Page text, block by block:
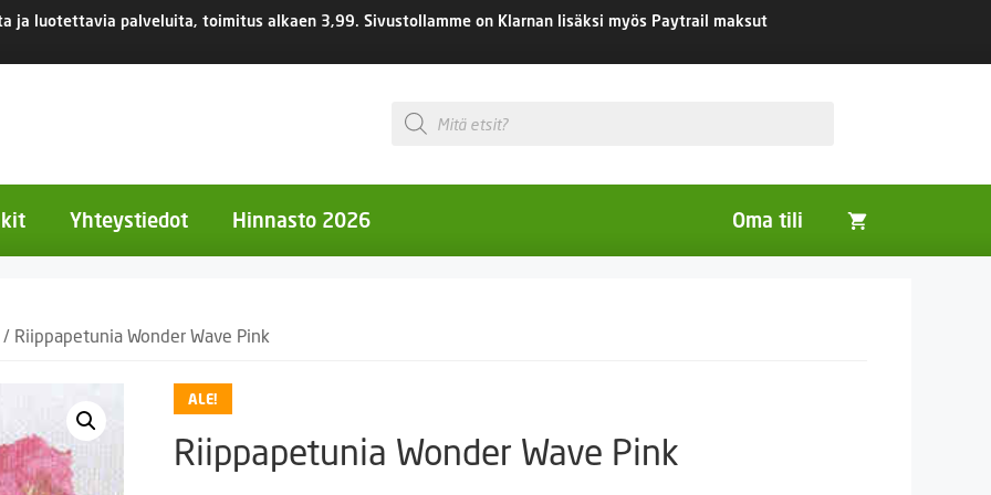
ja luotettavia palveluita, toimitus alkaen 3,99. Sivustollamme on Klarnan lisäksi myös Paytrail maksut
Products
search
kukat
kukat
Yhteystiedot Hinnasto 2026 Oma tili
/ Riippapetunia Wonder Wave Pink
ALE!
Riippapetunia Wonder Wave Pink